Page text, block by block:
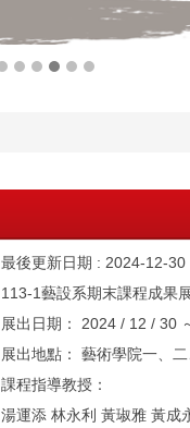
最後更新日期 : 2024-12-30
113-1藝設系期末課程成果
展出日期： 2024 / 12 / 30
展出地點： 藝術學院一、
課程指導教授：
湯運添 林永利 黃琡雅 黃成